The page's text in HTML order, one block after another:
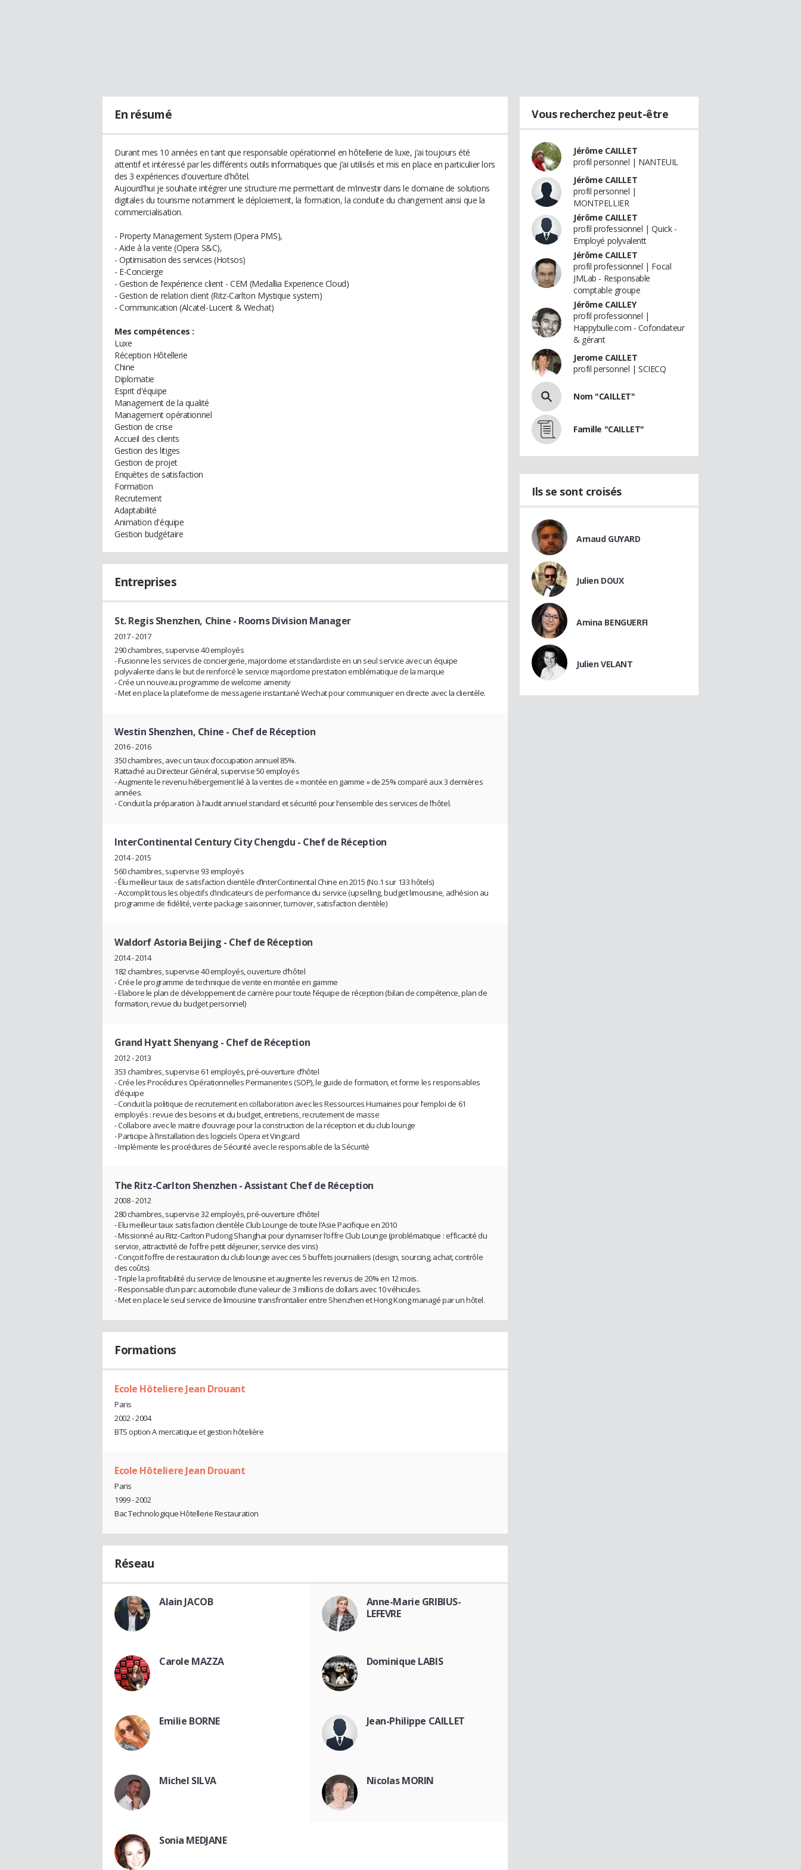
En résumé
Durant mes 10 années en tant que responsable opérationnel en hôtellerie de luxe, j’ai toujours été
attentif et intéressé par les différents outils informatiques que j’ai utilisés et mis en place en particulier lors
des 3 expériences d’ouverture d’hôtel.
Aujourd’hui je souhaite intégrer une structure me permettant de m’investir dans le domaine de solutions
digitales du tourisme notamment le déploiement, la formation, la conduite du changement ainsi que la
commercialisation.
- Property Management System (Opera PMS),
- Aide à la vente (Opera S&C),
- Optimisation des services (Hotsos)
- E-Concierge
- Gestion de l’expérience client - CEM (Medallia Experience Cloud)
- Gestion de relation client (Ritz-Carlton Mystique system)
- Communication (Alcatel-Lucent & Wechat)
Mes compétences :
Luxe
Réception Hôtellerie
Chine
Diplomatie
Esprit d'équipe
Management de la qualité
Management opérationnel
Gestion de crise
Accueil des clients
Gestion des litiges
Gestion de projet
Enquètes de satisfaction
Formation
Recrutement
Adaptabilité
Animation d'équipe
Gestion budgétaire
Entreprises
St. Regis Shenzhen, Chine - Rooms Division Manager
2017 - 2017
290 chambres, supervise 40 employés
- Fusionne les services de conciergerie, majordome et standardiste en un seul service avec un équipe
polyvalente dans le but de renforcé le service majordome prestation emblématique de la marque
- Crée un nouveau programme de welcome amenity
- Met en place la plateforme de messagerie instantané Wechat pour communiquer en directe avec la clientèle.
Westin Shenzhen, Chine - Chef de Réception
2016 - 2016
350 chambres, avec un taux d’occupation annuel 85%.
Rattaché au Directeur Général, supervise 50 employés
- Augmente le revenu hébergement lié à la ventes de « montée en gamme » de 25% comparé aux 3 dernières
années.
- Conduit la préparation à l’audit annuel standard et sécurité pour l’ensemble des services de l’hôtel.
InterContinental Century City Chengdu - Chef de Réception
2014 - 2015
560 chambres, supervise 93 employés
- Élu meilleur taux de satisfaction clientèle d’InterContinental Chine en 2015 (No.1 sur 133 hôtels)
- Accomplit tous les objectifs d’indicateurs de performance du service (upselling, budget limousine, adhésion au
programme de fidélité, vente package saisonnier, turnover, satisfaction clientèle)
Waldorf Astoria Beijing - Chef de Réception
2014 - 2014
182 chambres, supervise 40 employés, ouverture d’hôtel
- Crée le programme de technique de vente en montée en gamme
- Elabore le plan de développement de carrière pour toute l’équipe de réception (bilan de compétence, plan de
formation, revue du budget personnel)
Grand Hyatt Shenyang - Chef de Réception
2012 - 2013
353 chambres, supervise 61 employés, pré-ouverture d’hôtel
- Crée les Procédures Opérationnelles Permanentes (SOP), le guide de formation, et forme les responsables
d’équipe
- Conduit la politique de recrutement en collaboration avec les Ressources Humaines pour l’emploi de 61
employés : revue des besoins et du budget, entretiens, recrutement de masse
- Collabore avec le maitre d’ouvrage pour la construction de la réception et du club lounge
- Participe à l’installation des logiciels Opera et Vingcard
- Implémente les procédures de Sécurité avec le responsable de la Sécurité
The Ritz-Carlton Shenzhen - Assistant Chef de Réception
2008 - 2012
280 chambres, supervise 32 employés, pré-ouverture d’hôtel
- Elu meilleur taux satisfaction clientèle Club Lounge de toute l’Asie Pacifique en 2010
- Missionné au Ritz-Carlton Pudong Shanghai pour dynamiser l’offre Club Lounge (problématique : efficacité du
service, attractivité de l’offre petit déjeuner, service des vins)
- Conçoit l’offre de restauration du club lounge avec ces 5 buffets journaliers (design, sourcing, achat, contrôle
des coûts).
- Triple la profitabilité du service de limousine et augmente les revenus de 20% en 12 mois.
- Responsable d’un parc automobile d’une valeur de 3 millions de dollars avec 10 véhicules.
- Met en place le seul service de limousine transfrontalier entre Shenzhen et Hong Kong managé par un hôtel.
Formations
Ecole Hôteliere Jean Drouant
Paris
2002 - 2004
BTS option A mercatique et gestion hôtelière
Ecole Hôteliere Jean Drouant
Paris
1999 - 2002
Bac Technologique Hôtellerie Restauration
Réseau
Alain JACOB
Anne-Marie GRIBIUS-
LEFEVRE
Carole MAZZA Dominique LABIS
Emilie BORNE Jean-Philippe CAILLET
Michel SILVA Nicolas MORIN
Sonia MEDJANE
Vous recherchez peut-être
Jérôme CAILLET
profil personnel | NANTEUIL
Jérôme CAILLET
profil personnel |
MONTPELLIER
Jérôme CAILLET
profil professionnel | Quick -
Employé polyvalentt
Jérôme CAILLET
profil professionnel | Focal
JMLab - Responsable
comptable groupe
Jérôme CAILLEY
profil professionnel |
Happybulle.com - Cofondateur
& gérant
Jerome CAILLET
profil personnel | SCIECQ
Nom "CAILLET"
Famille "CAILLET"
Ils se sont croisés
Arnaud GUYARD
Julien DOUX
Amina BENGUERFI
Julien VELANT